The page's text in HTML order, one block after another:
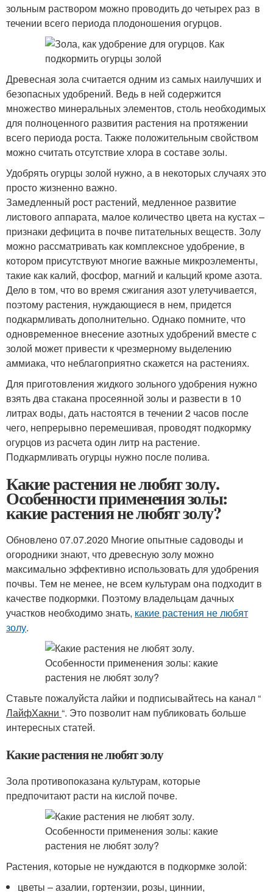
зольным раствором можно проводить до четырех раз в
течении всего периода плодоношения огурцов.
Древесная зола считается одним из самых наилучших и
безопасных удобрений. Ведь в ней содержится
множество минеральных элементов, столь необходимых
для полноценного развития растения на протяжении
всего периода роста. Также положительным свойством
можно считать отсутствие хлора в составе золы.
Удобрять огурцы золой нужно, а в некоторых случаях это
просто жизненно важно.
Замедленный рост растений, медленное развитие
листового аппарата, малое количество цвета на кустах –
признаки дефицита в почве питательных веществ. Золу
можно рассматривать как комплексное удобрение, в
котором присутствуют многие важные микроэлементы,
такие как калий, фосфор, магний и кальций кроме азота.
Дело в том, что во время сжигания азот улетучивается,
поэтому растения, нуждающиеся в нем, придется
подкармливать дополнительно. Однако помните, что
одновременное внесение азотных удобрений вместе с
золой может привести к чрезмерному выделению
аммиака, что неблагоприятно скажется на растениях.
Для приготовления жидкого зольного удобрения нужно
взять два стакана просеянной золы и развести в 10
литрах воды, дать настоятся в течении 2 часов после
чего, непрерывно перемешивая, проводят подкормку
огурцов из расчета один литр на растение.
Подкармливать огурцы нужно после полива.
Какие растения не любят золу.
Особенности применения золы:
какие растения не любят золу?
Обновлено 07.07.2020 Многие опытные садоводы и
огородники знают, что древесную золу можно
максимально эффективно использовать для удобрения
почвы. Тем не менее, не всем культурам она подходит в
качестве подкормки. Поэтому владельцам дачных
участков необходимо знать, какие растения не любят
золу.
Ставьте пожалуйста лайки и подписывайтесь на канал “
ЛайфХакни “. Это позволит нам публиковать больше
интересных статей.
Какие растения не любят золу
Зола противопоказана культурам, которые
предпочитают расти на кислой почве.
Растения, которые не нуждаются в подкормке золой:
цветы – азалии, гортензии, розы, циннии,